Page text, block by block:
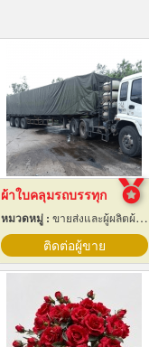
ผ้าใบคลุมรถบรรทุก
หมวดหมู่ : ขายส่งและผู้ผลิตผ้าใบ
ติดต่อผู้ขาย